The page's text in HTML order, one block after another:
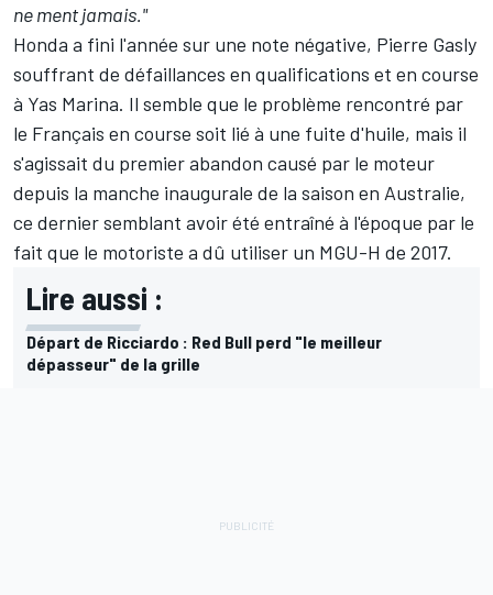
ne ment jamais."
Honda a fini l'année sur une note négative, Pierre Gasly
souffrant de défaillances en qualifications et en course
à Yas Marina. Il semble que le problème rencontré par
le Français en course soit lié à une fuite d'huile, mais il
s'agissait du premier abandon causé par le moteur
depuis la manche inaugurale de la saison en Australie,
ce dernier semblant avoir été entraîné à l'époque par le
fait que le motoriste a dû utiliser un MGU-H de 2017.
Lire aussi :
Départ de Ricciardo : Red Bull perd "le meilleur
dépasseur" de la grille